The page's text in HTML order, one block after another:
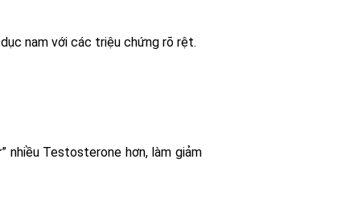
nam với các triệu chứng rõ rệt.
nhiều Testosterone hơn, làm giảm